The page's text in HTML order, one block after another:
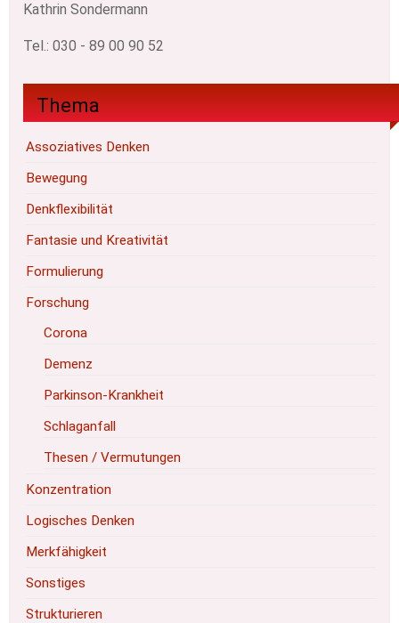
Kathrin Sondermann
Tel.: 030 - 89 00 90 52
Thema
Assoziatives Denken
Bewegung
Denkflexibilität
Fantasie und Kreativität
Formulierung
Forschung
Corona
Demenz
Parkinson-Krankheit
Schlaganfall
Thesen / Vermutungen
Konzentration
Logisches Denken
Merkfähigkeit
Sonstiges
Strukturieren